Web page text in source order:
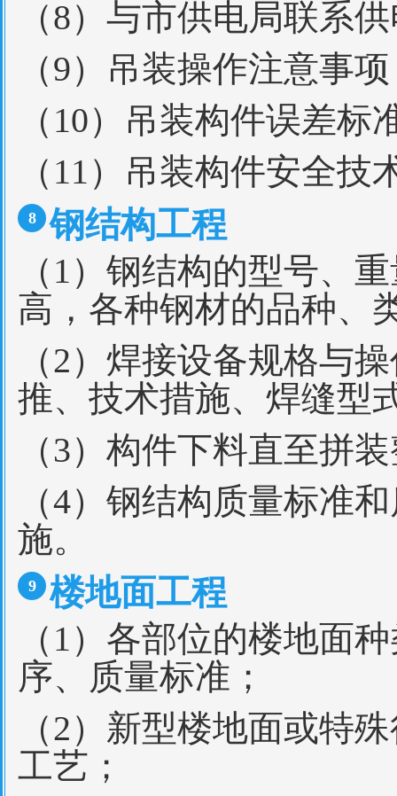
（8）与市供电局联系
（9）吊装操作注意事
（10）吊装构件误差
（11）吊装构件安全技
8
钢结构工程
（1）钢结构的型号、
高，各种钢材的品种、
（2）焊接设备规格与
推、技术措施、焊缝型
（3）构件下料直至拼
（4）钢结构质量标准
施。
9
楼地面工程
（1）各部位的楼地面
序、质量标准；
（2）新型楼地面或特
工艺；